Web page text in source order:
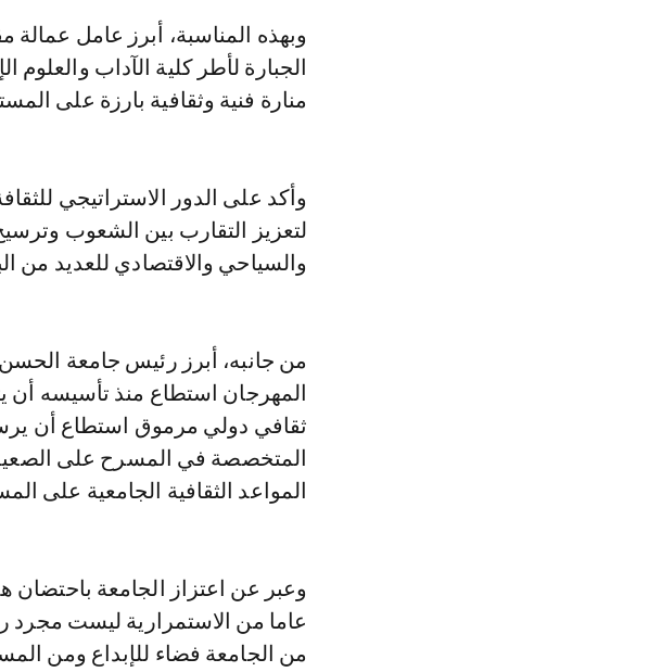
وبهذه المناسبة، أبرز عامل
الجبارة لأطر كلية الآداب
منارة فنية وثقافية بارزة على
وأكد على الدور الاستراتيجي
لتعزيز التقارب بين الشعوب
والسياحي والاقتصادي للعديد من
من جانبه، أبرز رئيس جامعة الحسن
المهرجان استطاع منذ تأسيسه
ثقافي دولي مرموق استطاع أن
المتخصصة في المسرح على
المواعد الثقافية الجامعية على
عاما من الاستمرارية ليست
من الجامعة فضاء للإبداع ومن